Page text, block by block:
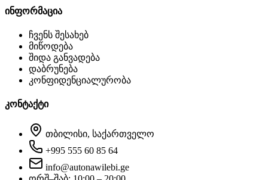
ინფორმაცია
ჩვენს შესახებ
მიწოდება
შიდა განვადება
დაბრუნება
კონფიდენციალურობა
კონტაქტი
თბილისი, საქართველო
+995 555 60 85 64
info@autonawilebi.ge